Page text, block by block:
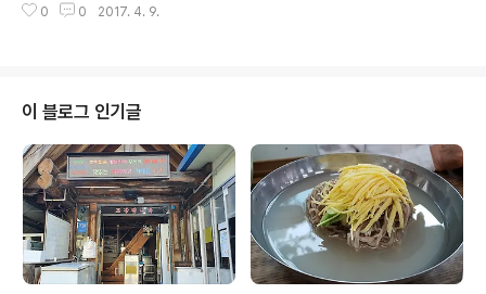
있는 저능력자를 비벼 하나의 음식으로 내놓는 활동을 잘
도 하다. X세대 이후에는 사람들을 절벽으로 모는 것을 좋
아하지 않더라는 것. 이런 절박함으로 내몰려도 큰 불만 없
이 갖은 고생에서 해답을 찾고 엄청난 힘을 발휘하는 것은
아마 우리 세대가 마지막인 것 같다. 단기적인 계산이 빠른
똘똘한 척하는 능력자와 아직은 실제 업무에서 비리비리한
저능력자들을 어떻게 하면 잘 비벼내서 ..
0 0 2017. 4. 9.
이 블로그 인기글